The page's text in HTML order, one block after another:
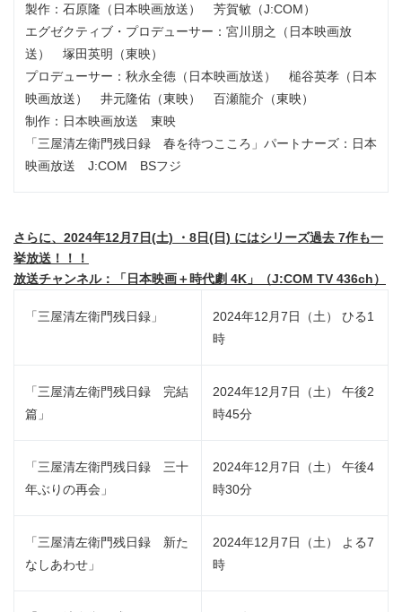
製作：石原隆（日本映画放送） 芳賀敏（J:COM）
エグゼクティブ・プロデューサー：宮川朋之（日本映画放
送） 塚田英明（東映）
プロデューサー：秋永全徳（日本映画放送） 槌谷英孝（日本
映画放送） 井元隆佑（東映） 百瀬龍介（東映）
制作：日本映画放送 東映
「三屋清左衛門残日録 春を待つこころ」パートナーズ：日本
映画放送 J:COM BSフジ
さらに、2024年12月7日(土) ・8日(日) にはシリーズ過去 7作も一
挙放送！！！
放送チャンネル：「日本映画＋時代劇 4K」（J:COM TV 436ch）
「三屋清左衛門残日録」
2024年12月7日（土） ひる1
時
「三屋清左衛門残日録 完結
篇」
2024年12月7日（土） 午後2
時45分
「三屋清左衛門残日録 三十
年ぶりの再会」
2024年12月7日（土） 午後4
時30分
「三屋清左衛門残日録 新た
なしあわせ」
2024年12月7日（土） よる7
時